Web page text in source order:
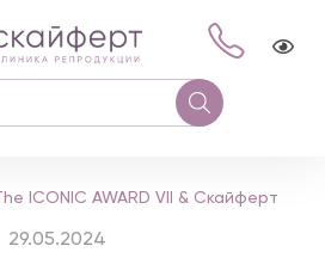
The ICONIC AWARD VII & Скайферт
29.05.2024